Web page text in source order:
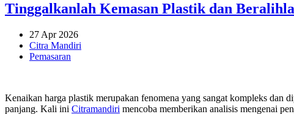
Tinggalkanlah Kemasan Plastik dan
27 Apr 2026
Citra Mandiri
Pemasaran
Kenaikan harga plastik merupakan fenomena yang sangat kompleks dan
panjang. Kali ini Citramandiri mencoba memberikan analisis mengenai